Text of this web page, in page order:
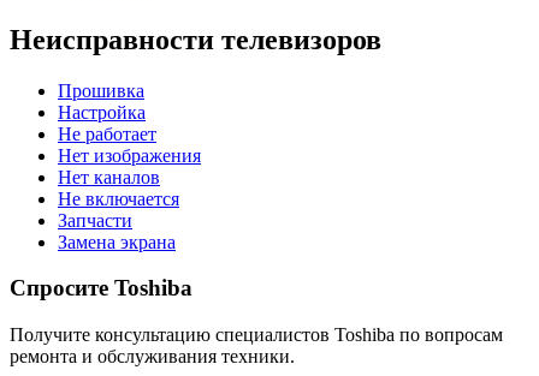
Неисправности телевизоров
Прошивка
Настройка
Не работает
Нет изображения
Нет каналов
Не включается
Запчасти
Замена экрана
Спросите Toshiba
Получите консультацию специалистов Toshiba по вопросам
ремонта и обслуживания техники.